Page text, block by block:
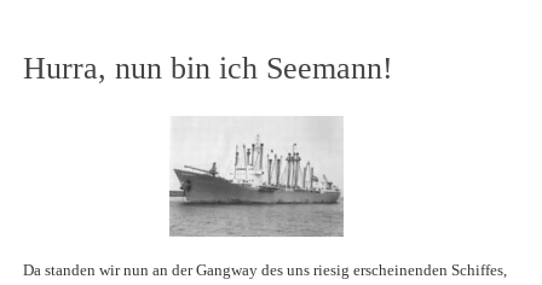
Hurra, nun bin ich Seemann!
Da standen wir nun an der Gangway des uns riesig erscheinenden Schiffes,